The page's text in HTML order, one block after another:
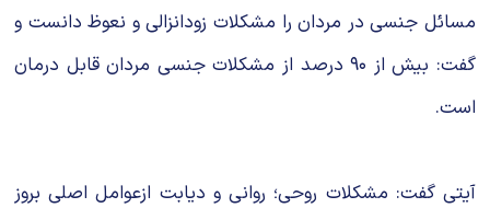
مسائل جنسی در مردان را مشکلات زودانزالی و نعوظ دانست و
گفت: بیش از ۹۰ درصد از مشکلات جنسی مردان قابل درمان
است.
آیتی گفت: مشکلات روحی؛ روانی و دیابت ازعوامل اصلی بروز